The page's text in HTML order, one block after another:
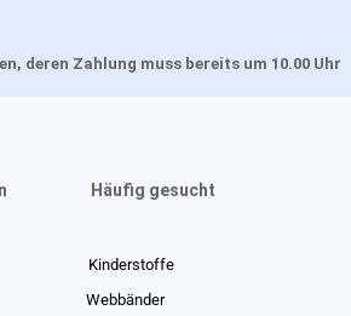
deren Zahlung muss bereits um 10.00 Uhr
Häufig gesucht
Kinderstoffe
Webbänder